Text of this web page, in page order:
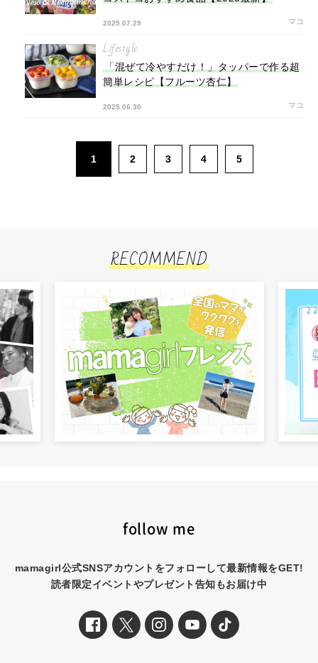
2025.07.29 マコ
Lifestyle
「混ぜて冷やすだけ！」タッパーで作る超
簡単レシピ【フルーツ杏仁】
2025.06.30 マコ
1 2 3 4 5
RECOMMEND
follow me
mamagirl公式SNSアカウントをフォローして最新情報をGET!
読者限定イベントやプレゼント告知もお届け中